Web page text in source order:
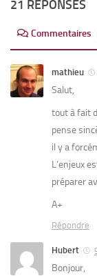
21 RÉPONSES
Commentaires
mathieu
Salut,
tout à fait
pense
il y a
L’enjeux
préparer
A+
Répondre
Hubert
Bonjour,